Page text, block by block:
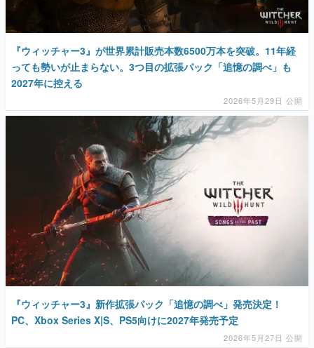
『ウィッチャー3』が世界累計販売本数6500万本を突破。11年経
っても勢いが止まらない。3つ目の拡張パック「追憶の調べ」も
2027年に控える
2026年5月29日 公開
『ウィッチャー3』新作拡張パック「追憶の調べ」発売決定！
PC、Xbox Series X|S、PS5向けに2027年発売予定
2026年5月27日 公開